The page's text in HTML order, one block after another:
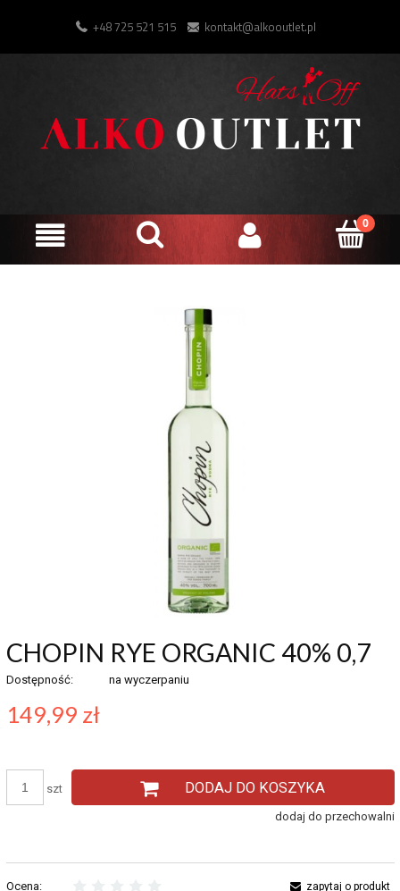
+48 725 521 515 kontakt@alkooutlet.pl
CHOPIN RYE ORGANIC 40% 0,7
Dostępność: na wyczerpaniu
149,99 zł
szt DODAJ DO KOSZYKA
dodaj do przechowalni
Ocena:
zapytaj o produkt